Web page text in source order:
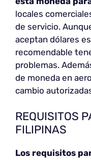
locales
de servicio.
aceptan dólares
recomendable
problemas.
de moneda en
cambio
REQUISITOS
FILIPINAS
Los requisitos